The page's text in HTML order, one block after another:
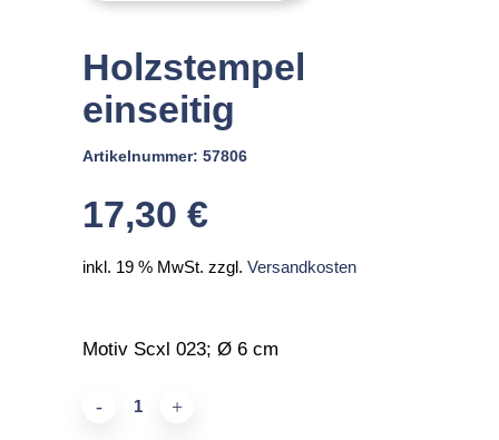
Holzstempel
einseitig
Artikelnummer: 57806
17,30 €
inkl. 19 % MwSt. zzgl. Versandkosten
Motiv Scxl 023; Ø 6 cm